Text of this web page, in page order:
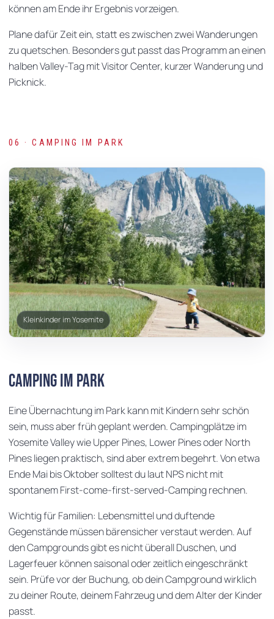
können am Ende ihr Ergebnis vorzeigen.
Plane dafür Zeit ein, statt es zwischen zwei Wanderungen
zu quetschen. Besonders gut passt das Programm an einen
halben Valley-Tag mit Visitor Center, kurzer Wanderung und
Picknick.
06 · CAMPING IM PARK
Kleinkinder im Yosemite
Camping im Park
Eine Übernachtung im Park kann mit Kindern sehr schön
sein, muss aber früh geplant werden. Campingplätze im
Yosemite Valley wie Upper Pines, Lower Pines oder North
Pines liegen praktisch, sind aber extrem begehrt. Von etwa
Ende Mai bis Oktober solltest du laut NPS nicht mit
spontanem First-come-first-served-Camping rechnen.
Wichtig für Familien: Lebensmittel und duftende
Gegenstände müssen bärensicher verstaut werden. Auf
den Campgrounds gibt es nicht überall Duschen, und
Lagerfeuer können saisonal oder zeitlich eingeschränkt
sein. Prüfe vor der Buchung, ob dein Campground wirklich
zu deiner Route, deinem Fahrzeug und dem Alter der Kinder
passt.